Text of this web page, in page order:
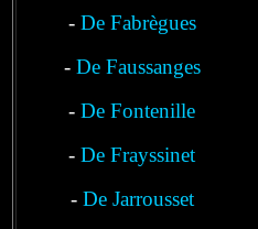
- De Fabrègues
- De Faussanges
-De Fontenille
-De Frayssinet
- De Jarrousset